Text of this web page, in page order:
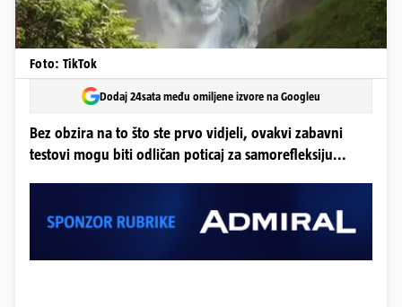
Foto: TikTok
Dodaj 24sata među omiljene izvore na Googleu
Bez obzira na to što ste prvo vidjeli, ovakvi zabavni
testovi mogu biti odličan poticaj za samorefleksiju...